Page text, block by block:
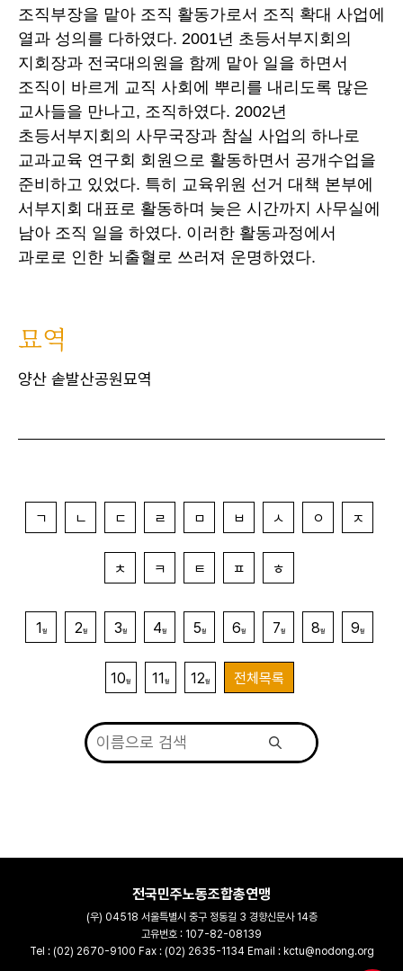
조직부장을 맡아 조직 활동가로서 조직 확대 사업에
열과 성의를 다하였다. 2001년 초등서부지회의
지회장과 전국대의원을 함께 맡아 일을 하면서
조직이 바르게 교직 사회에 뿌리를 내리도록 많은
교사들을 만나고, 조직하였다. 2002년
초등서부지회의 사무국장과 참실 사업의 하나로
교과교육 연구회 회원으로 활동하면서 공개수업을
준비하고 있었다. 특히 교육위원 선거 대책 본부에
서부지회 대표로 활동하며 늦은 시간까지 사무실에
남아 조직 일을 하였다. 이러한 활동과정에서
과로로 인한 뇌출혈로 쓰러져 운명하였다.
묘역
양산 솥발산공원묘역
ㄱ ㄴ ㄷ ㄹ ㅁ ㅂ ㅅ ㅇ ㅈ
ㅊ ㅋ ㅌ ㅍ ㅎ
1 월 2월 3월 4월 5월 6월 7월 8월 9월
10월 11 월 12월 전체목록
전국민주노동조합총연맹
(우) 04518 서울특별시 중구 정동길 3 경향신문사 14층
고유번호 : 107-82-08139
Tel : (02) 2670-9100 Fax : (02) 2635-1134 Email : kctu@nodong.org